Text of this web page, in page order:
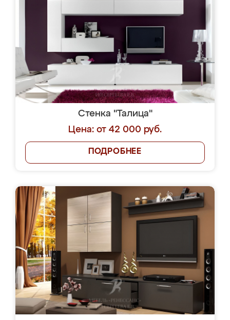
Стенка "Талица"
Цена: от 42 000 руб.
ПОДРОБНЕЕ